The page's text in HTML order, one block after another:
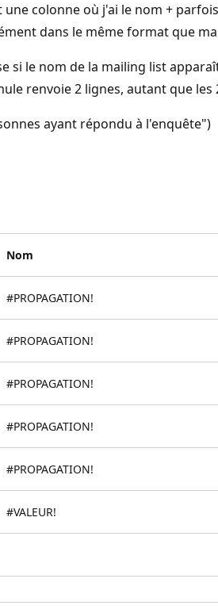
colonne où j'ai le nom +
dans le même format que
le nom de la mailing list
renvoie 2 lignes, autant que
ayant répondu à l'enquête")
Nom
#PROPAGATION!
#PROPAGATION!
#PROPAGATION!
#PROPAGATION!
#PROPAGATION!
#VALEUR!